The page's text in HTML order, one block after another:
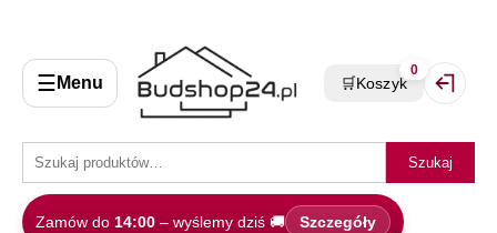
☰ Menu
Szukaj
Zamów do 14:00 – wyślemy dziś 🚚 Szczegóły
🛒Koszyk
0